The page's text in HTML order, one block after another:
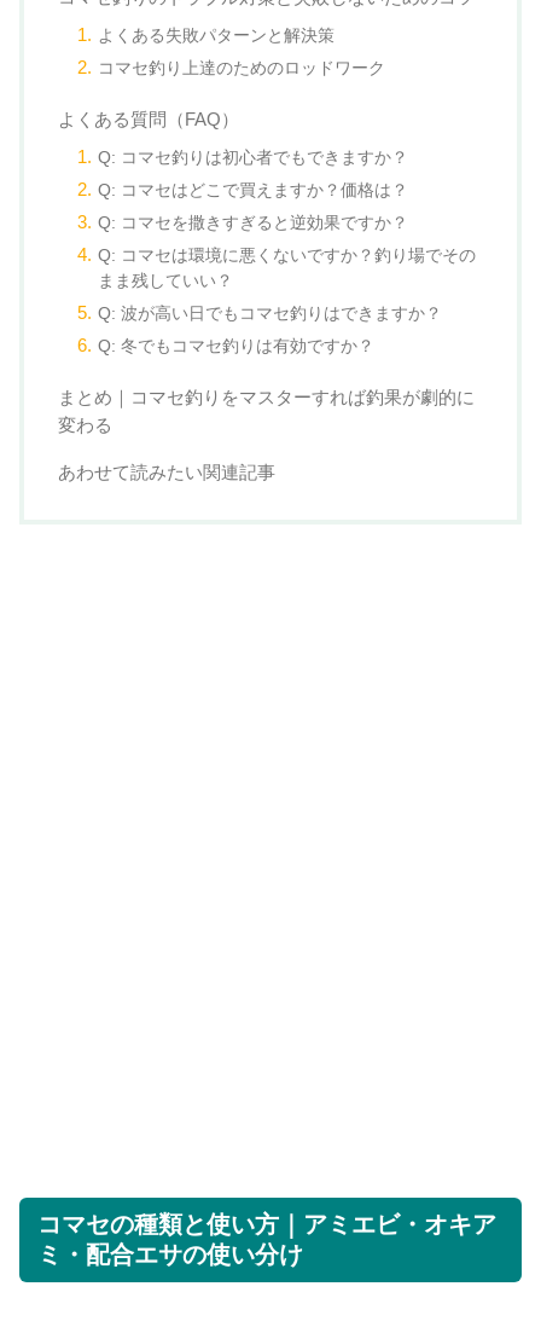
よくある失敗パターンと解決策
コマセ釣り上達のためのロッドワーク
よくある質問（FAQ）
Q: コマセ釣りは初心者でもできますか？
Q: コマセはどこで買えますか？価格は？
Q: コマセを撒きすぎると逆効果ですか？
Q: コマセは環境に悪くないですか？釣り場でその
まま残していい？
Q: 波が高い日でもコマセ釣りはできますか？
Q: 冬でもコマセ釣りは有効ですか？
まとめ｜コマセ釣りをマスターすれば釣果が劇的に
変わる
あわせて読みたい関連記事
コマセの種類と使い方｜アミエビ・オキア
ミ・配合エサの使い分け